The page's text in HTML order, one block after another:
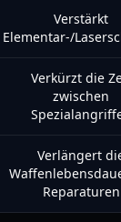
Verstärkt
Elementar-/
Verkürzt die
zwischen
Verlängert
Reparaturen